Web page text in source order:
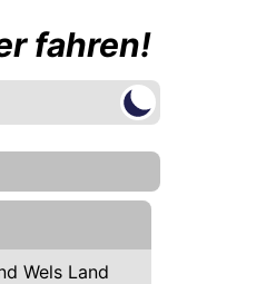
fahren!
Wels Land